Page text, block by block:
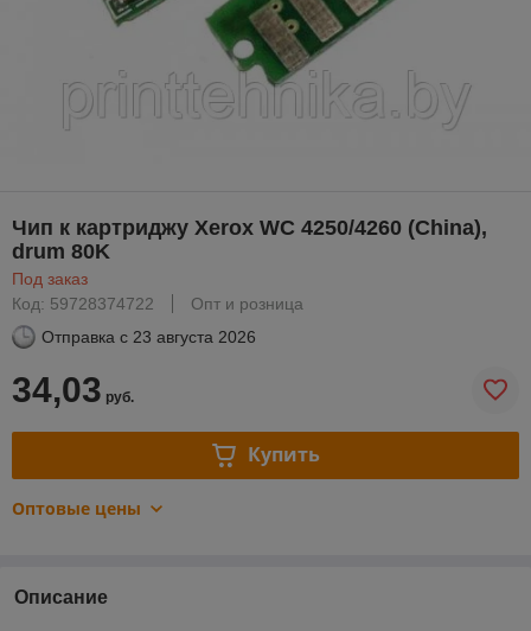
Чип к картриджу Xerox WC 4250/4260 (China),
drum 80K
Под заказ
Код: 59728374722
Опт и розница
Отправка с 23 августа 2026
34,03 руб.
Купить
Оптовые цены
Описание